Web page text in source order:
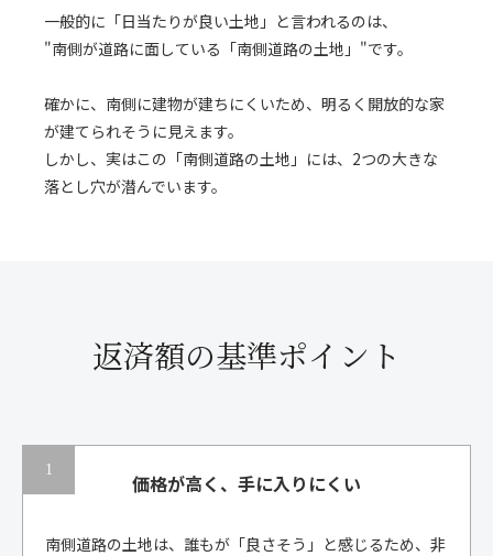
一般的に「日当たりが良い土地」と言われるのは、
"南側が道路に面している「南側道路の土地」"です。
確かに、南側に建物が建ちにくいため、明るく開放的な家
が建てられそうに見えます。
しかし、実はこの「南側道路の土地」には、2つの大きな
落とし穴が潜んでいます。
返済額の基準ポイント
価格が高く、手に入りにくい
南側道路の土地は、誰もが「良さそう」と感じるため、非